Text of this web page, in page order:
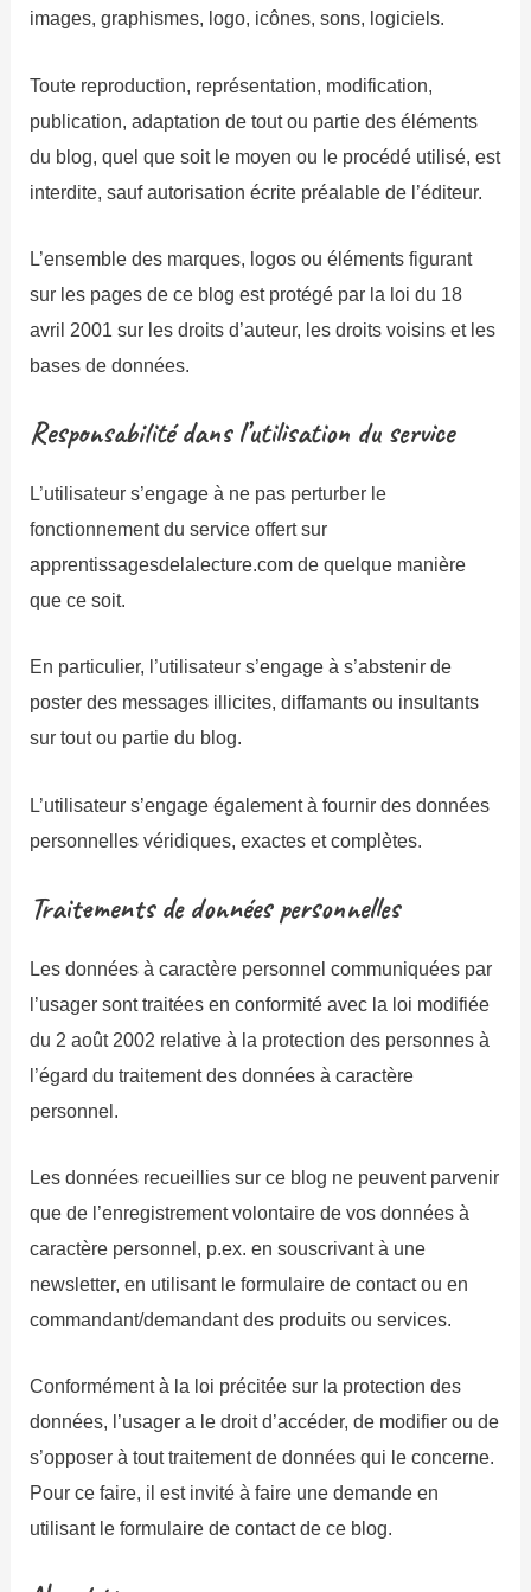
images, graphismes, logo, icônes, sons, logiciels.
Toute reproduction, représentation, modification,
publication, adaptation de tout ou partie des éléments
du blog, quel que soit le moyen ou le procédé utilisé, est
interdite, sauf autorisation écrite préalable de l’éditeur.
L’ensemble des marques, logos ou éléments figurant
sur les pages de ce blog est protégé par la loi du 18
avril 2001 sur les droits d’auteur, les droits voisins et les
bases de données.
Responsabilité dans l’utilisation du service
L’utilisateur s’engage à ne pas perturber le
fonctionnement du service offert sur
apprentissagesdelalecture.com de quelque manière
que ce soit.
En particulier, l’utilisateur s’engage à s’abstenir de
poster des messages illicites, diffamants ou insultants
sur tout ou partie du blog.
L’utilisateur s’engage également à fournir des données
personnelles véridiques, exactes et complètes.
Traitements de données personnelles
Les données à caractère personnel communiquées par
l’usager sont traitées en conformité avec la loi modifiée
du 2 août 2002 relative à la protection des personnes à
l’égard du traitement des données à caractère
personnel.
Les données recueillies sur ce blog ne peuvent parvenir
que de l’enregistrement volontaire de vos données à
caractère personnel, p.ex. en souscrivant à une
newsletter, en utilisant le formulaire de contact ou en
commandant/demandant des produits ou services.
Conformément à la loi précitée sur la protection des
données, l’usager a le droit d’accéder, de modifier ou de
s’opposer à tout traitement de données qui le concerne.
Pour ce faire, il est invité à faire une demande en
utilisant le formulaire de contact de ce blog.